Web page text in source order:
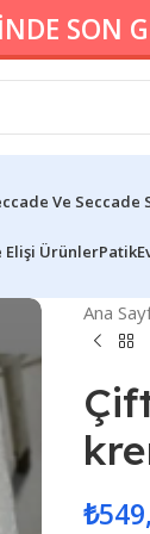
SON
Ve Seccade
Elişi ÜrünlerPatik
Ana
₺